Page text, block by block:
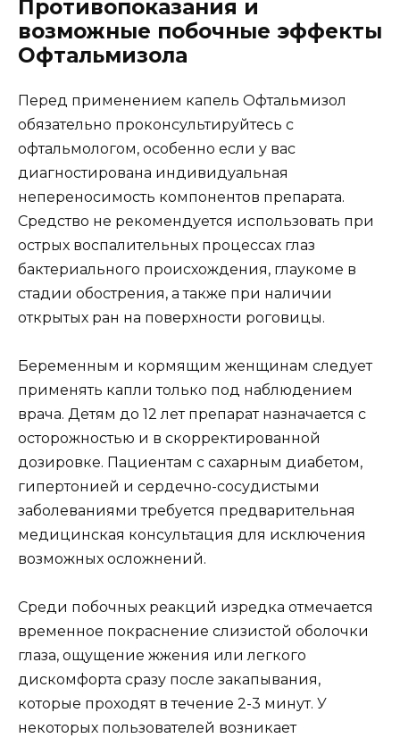
Противопоказания и
возможные побочные эффекты
Офтальмизола
Перед применением капель Офтальмизол
обязательно проконсультируйтесь с
офтальмологом, особенно если у вас
диагностирована индивидуальная
непереносимость компонентов препарата.
Средство не рекомендуется использовать при
острых воспалительных процессах глаз
бактериального происхождения, глаукоме в
стадии обострения, а также при наличии
открытых ран на поверхности роговицы.
Беременным и кормящим женщинам следует
применять капли только под наблюдением
врача. Детям до 12 лет препарат назначается с
осторожностью и в скорректированной
дозировке. Пациентам с сахарным диабетом,
гипертонией и сердечно-сосудистыми
заболеваниями требуется предварительная
медицинская консультация для исключения
возможных осложнений.
Среди побочных реакций изредка отмечается
временное покраснение слизистой оболочки
глаза, ощущение жжения или легкого
дискомфорта сразу после закапывания,
которые проходят в течение 2-3 минут. У
некоторых пользователей возникает